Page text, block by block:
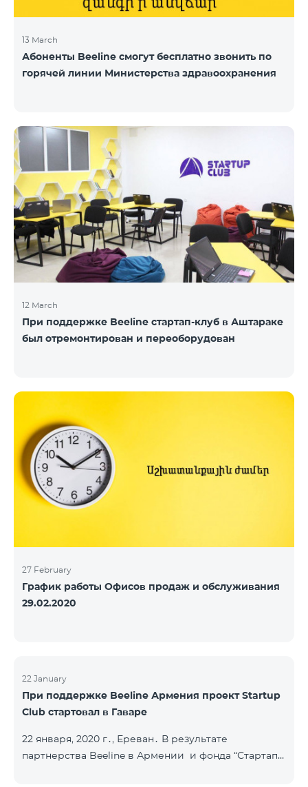
13 March
Абоненты Beeline смогут бесплатно звонить по
горячей линии Министерства здравоохранения
12 March
При поддержке Beeline стартап-клуб в Аштараке
был отремонтирован и переоборудован
27 February
График работы Офисов продаж и обслуживания
29.02.2020
22 January
При поддержке Beeline Армения проект Startup
Club стартовал в Гаваре
22 января, 2020 г․, Ереван․ В результате
партнерства Beeline в Армении и фонда “Стартап